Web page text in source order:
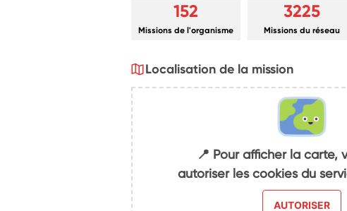
152
Missions de l'organisme
3225
Missions du réseau
Localisation de la mission
📍 Pour afficher la carte,
autoriser les cookies du
AUTORISER